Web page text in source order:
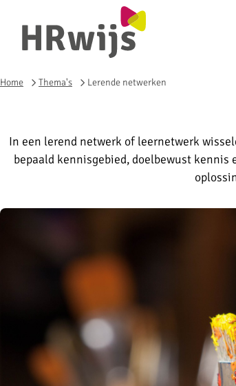
Home Thema's Lerende netwerken
In een lerend netwerk of leernetwerk
bepaald kennisgebied, doelbewust